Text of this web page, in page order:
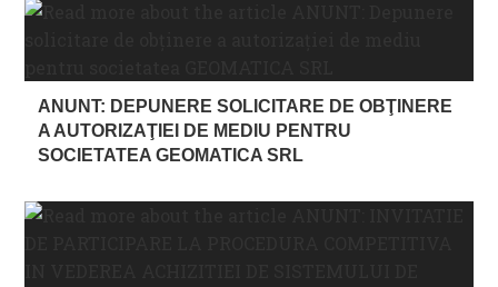
ANUNT: DEPUNERE SOLICITARE DE OBŢINERE
A AUTORIZAŢIEI DE MEDIU PENTRU
SOCIETATEA GEOMATICA SRL